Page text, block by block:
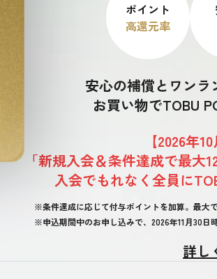
ポイント
高還元率
安心の補償とワンラ
お買い物でTOBU
【2026年
「新規入会＆条件達成で最大
入会でもれなく全員に
※条件達成に応じて付与ポイントを加算。最大
※申込期間中のお申し込みで、2026年11月30日
詳し